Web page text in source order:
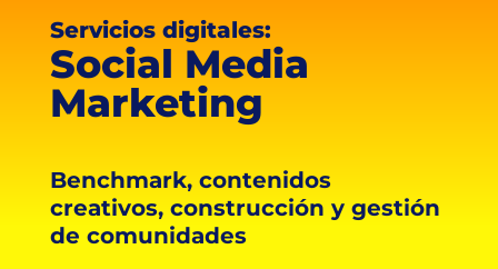
Servicios digitales:
Social Media
Marketing
Benchmark, contenidos
creativos, construcción y gestión
de comunidades